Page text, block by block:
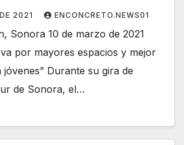
2021 ENCONCRETO.NEWS01
Sonora 10 de marzo de 2021
por mayores espacios y mejor
Durante su gira de
de Sonora, el…